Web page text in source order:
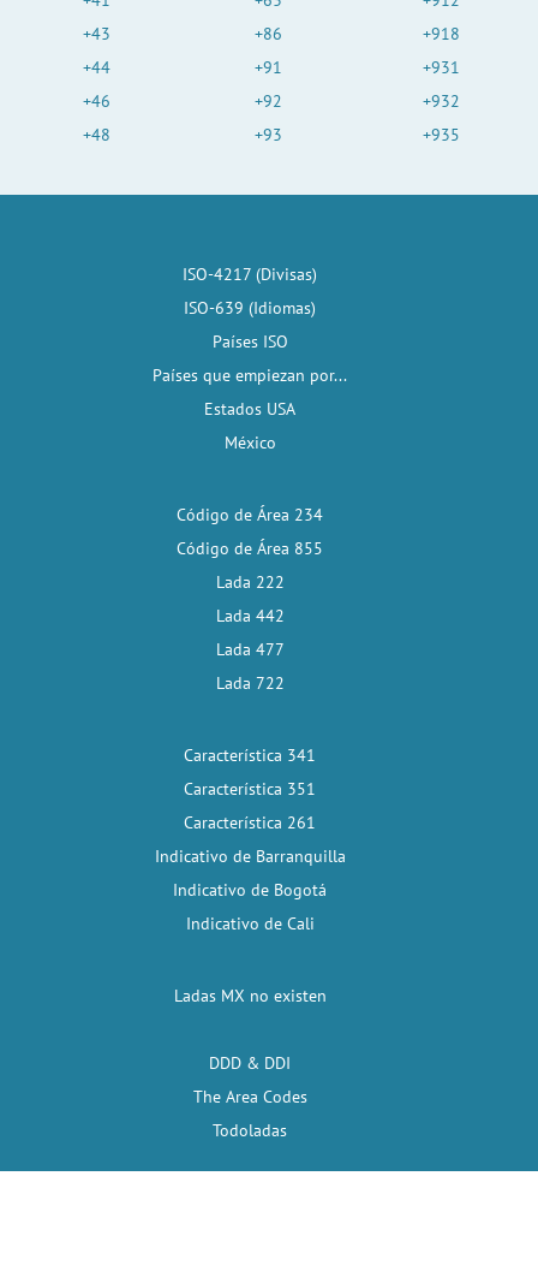
+43
+44
+46
+48
+86
+91
+92
+93
+918
+931
+932
+935
ISO-4217 (Divisas)
ISO-639 (Idiomas)
Países ISO
Países que empiezan por...
Estados USA
México
Código de Área 234
Código de Área 855
Lada 222
Lada 442
Lada 477
Lada 722
Característica 341
Característica 351
Característica 261
Indicativo de Barranquilla
Indicativo de Bogotá
Indicativo de Cali
Ladas MX no existen
DDD & DDI
The Area Codes
Todoladas